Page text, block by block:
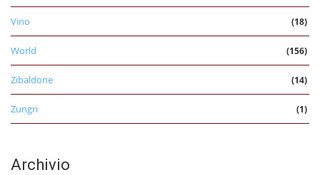
Vino (18)
World (156)
Zibaldone (14)
Zungri (1)
Archivio